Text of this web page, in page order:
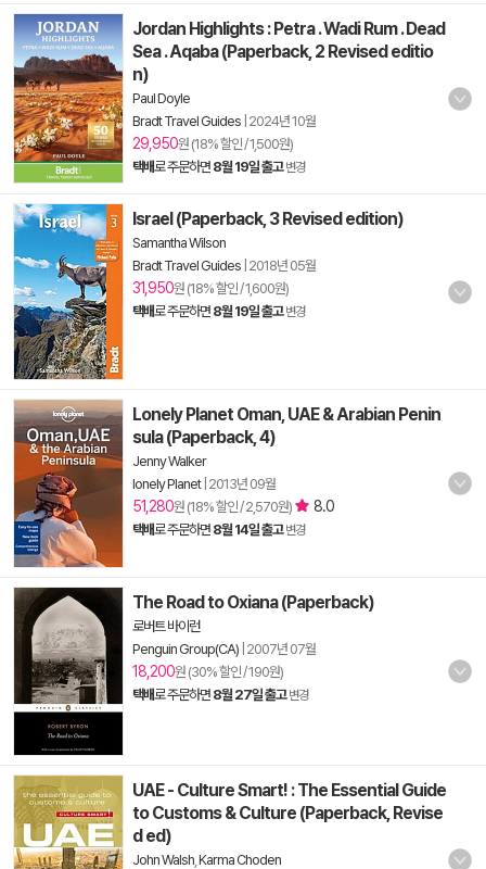
Jordan Highlights : Petra . Wadi Rum . Dead
Sea . Aqaba (Paperback, 2 Revised editio
n)
Paul Doyle
Bradt Travel Guides 2024년 10월
29,950원 (18% 할인 / 1,500원)
택배로 주문하면 8월 19일 출고 변경
Israel (Paperback, 3 Revised edition)
Samantha Wilson
Bradt Travel Guides 2018년 05월
31,950원 (18% 할인 / 1,600원)
택배로 주문하면 8월 19일 출고 변경
Lonely Planet Oman, UAE & Arabian Penin
sula (Paperback, 4)
Jenny Walker
lonely Planet| 2013년 09월
51,280원 (18% 할인 / 2,570원) 8.0
택배로 주문하면 8월 14일 출고 변경
The Road to Oxiana (Paperback)
로버트 바이런
Penguin Group(CA) 2007년 07월
18,200원 (30% 할인 / 190원)
택배로 주문하면 8월 27일 출고 변경
UAE - Culture Smart! : The Essential Guide
to Customs & Culture (Paperback, Revise
d ed)
John Walsh Karma Choden